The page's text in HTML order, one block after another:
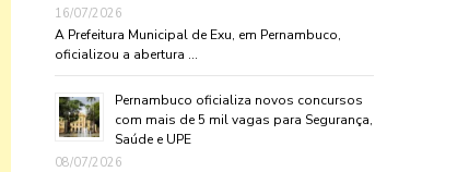
16/07/2026
A Prefeitura Municipal de Exu, em Pernambuco,
oficializou a abertura …
Pernambuco oficializa novos concursos
com mais de 5 mil vagas para Segurança,
Saúde e UPE
08/07/2026